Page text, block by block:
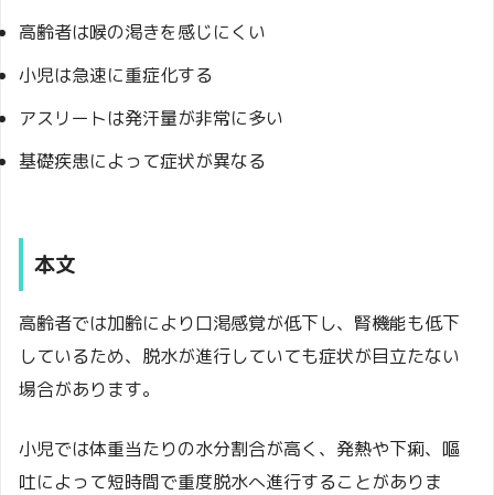
高齢者は喉の渇きを感じにくい
小児は急速に重症化する
アスリートは発汗量が非常に多い
基礎疾患によって症状が異なる
本文
高齢者では加齢により口渇感覚が低下し、腎機能も低下
しているため、脱水が進行していても症状が目立たない
場合があります。
小児では体重当たりの水分割合が高く、発熱や下痢、嘔
吐によって短時間で重度脱水へ進行することがありま